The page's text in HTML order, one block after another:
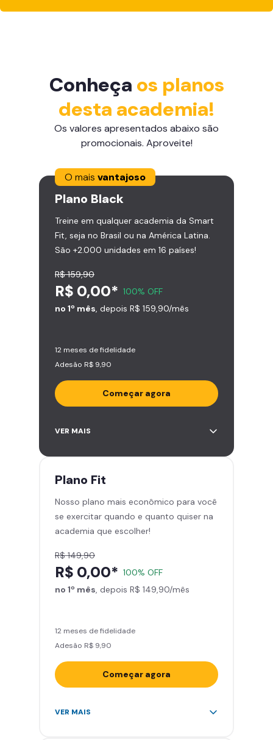
Conheça os planos
desta academia!
Os valores apresentados abaixo são
promocionais. Aproveite!
O mais vantajoso
Plano Black
Treine em qualquer academia da Smart
Fit, seja no Brasil ou na América Latina.
São +2.000 unidades em 16 países!
R$ 159,90
R$ 0,00* 100% OFF
no 1º mês, depois R$ 159,90/mês
12 meses de fidelidade
Adesão R$ 9,90
Começar agora
Acesso ilimitado a +2.000
Leve 5 amigos por mês para
Cadeira de massagem
Skeelo App (Audiobook)*
Área de musculação e aeróbicos
Smart Fit App
VER MAIS
Plano Fit
Nosso plano mais econômico para você
se exercitar quando e quanto quiser na
academia que escolher!
R$ 149,90
R$ 0,00* 100% OFF
no 1º mês, depois R$ 149,90/mês
12 meses de fidelidade
Adesão R$ 9,90
Começar agora
Acesso ilimitado a +2.000
VER MAIS